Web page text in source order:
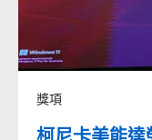
獎項